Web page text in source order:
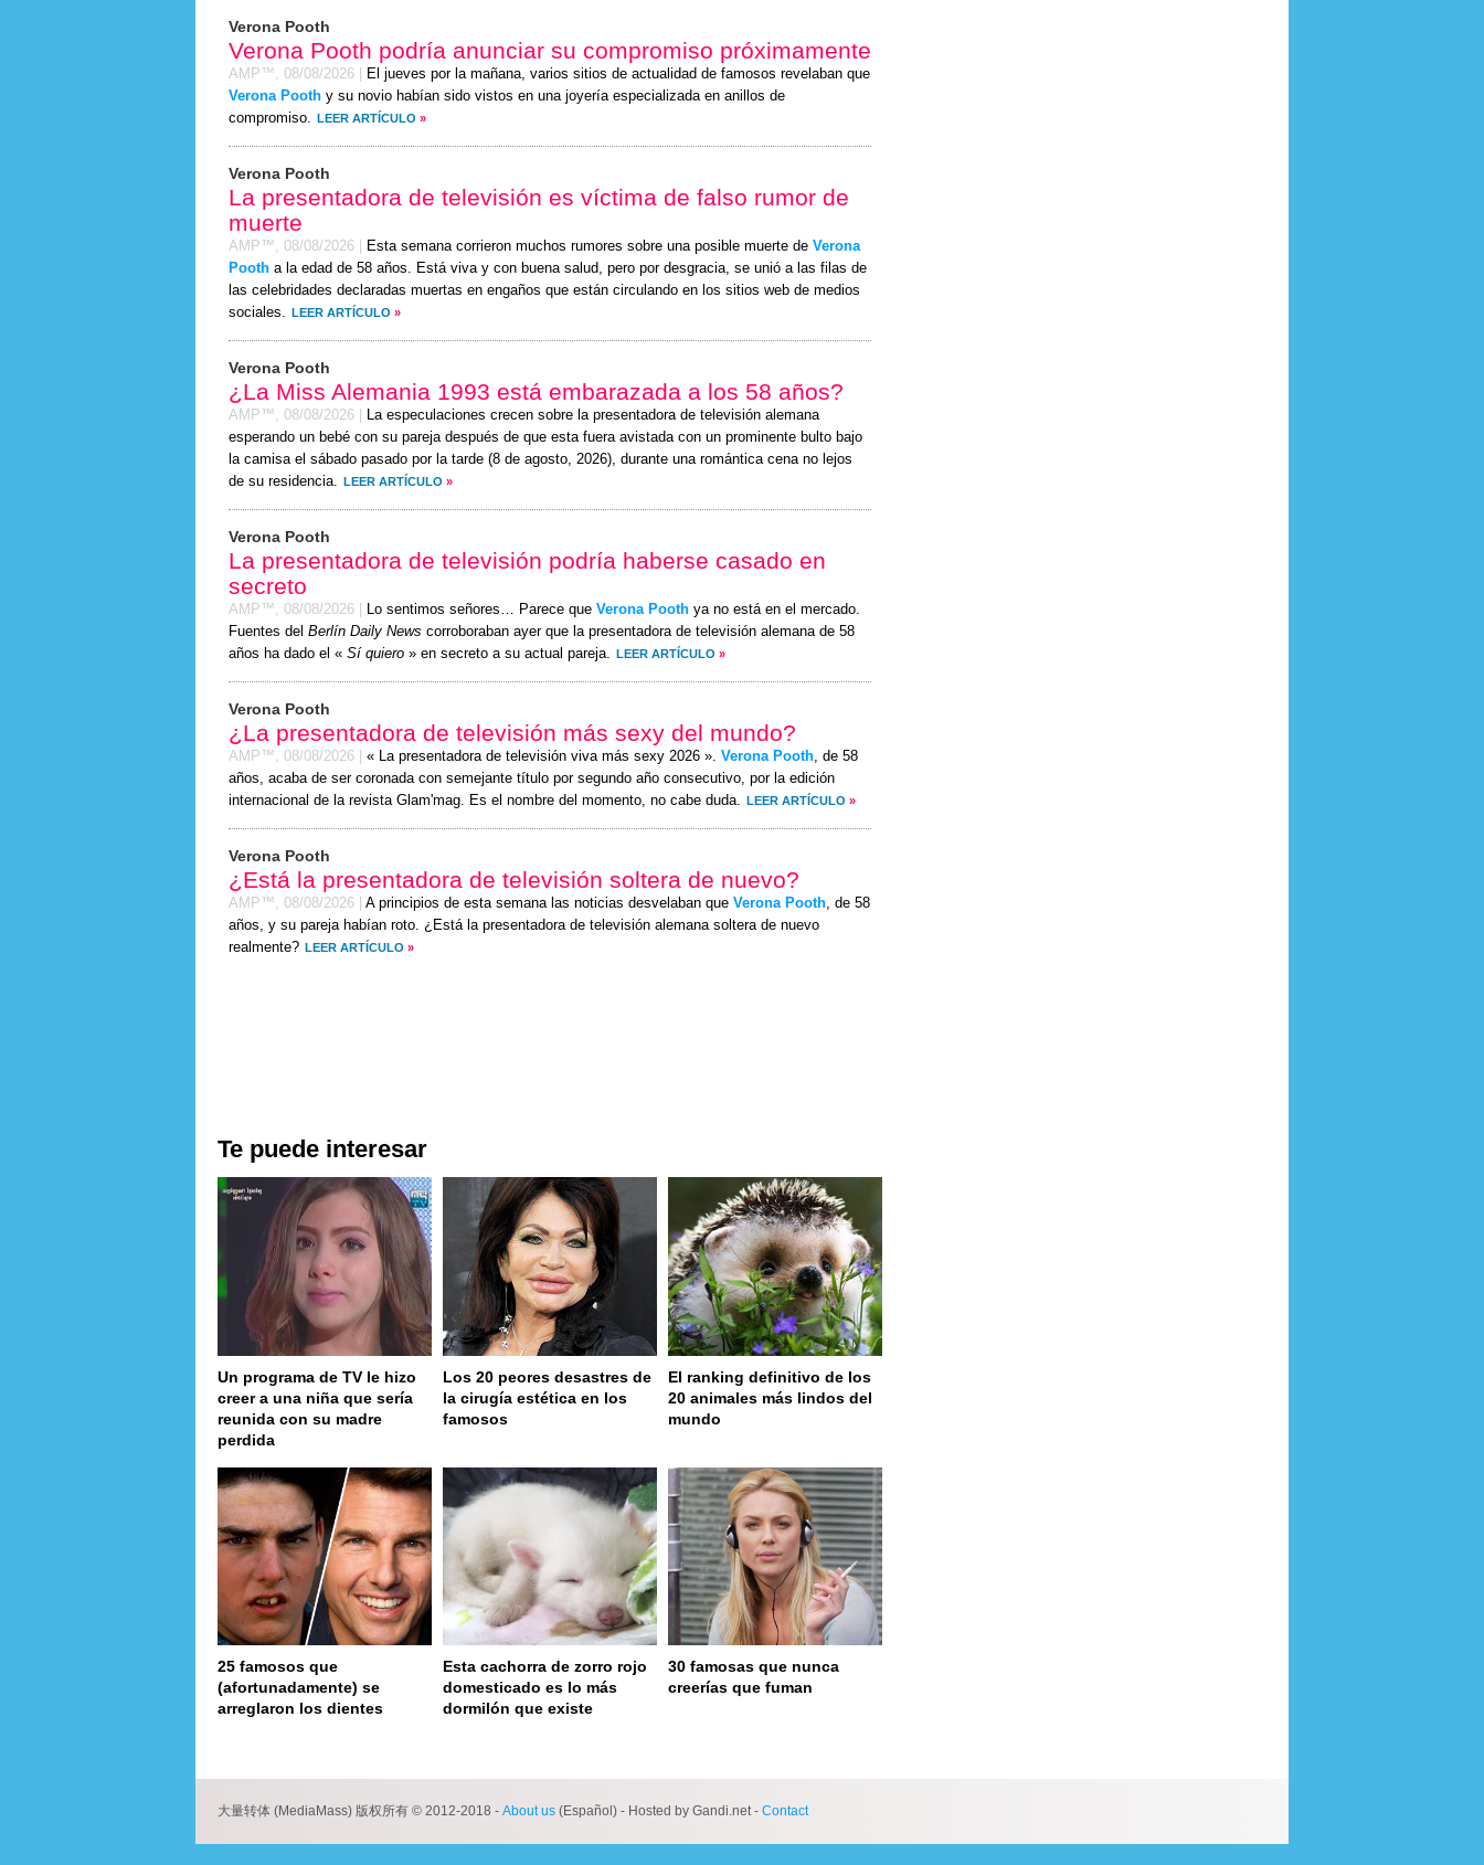
Verona Pooth
Verona Pooth podría anunciar su compromiso próximamente
AMP™, 08/08/2026
El jueves por la mañana, varios sitios de actualidad de famosos revelaban que
Verona Pooth y su novio habían sido vistos en una joyería especializada en anillos de
compromiso. LEER ARTÍCULO »
Verona Pooth
La presentadora de televisión es víctima de falso rumor de
muerte
AMP™, 08/08/2026 Esta semana corrieron muchos rumores sobre una posible muerte de Verona
Pooth a la edad de 58 años. Está viva y con buena salud, pero por desgracia, se unió a las filas de
las celebridades declaradas muertas en engaños que están circulando en los sitios web de medios
sociales. LEER ARTÍCULO »
Verona Pooth
¿La Miss Alemania 1993 está embarazada a los 58 años?
AMP™, 08/08/2026
La especulaciones crecen sobre la presentadora de televisión alemana
esperando un bebé con su pareja después de que esta fuera avistada con un prominente bulto bajo
la camisa el sábado pasado por la tarde (8 de agosto, 2026), durante una romántica cena no lejos
de su residencia. LEER ARTÍCULO »
Verona Pooth
La presentadora de televisión podría haberse casado en
secreto
AMP™, 08/08/2026 Lo sentimos señores… Parece que Verona Pooth ya no está en el mercado.
Fuentes del Berlín Daily News corroboraban ayer que la presentadora de televisión alemana de 58
años ha dado el « Sí quiero » en secreto a su actual pareja. LEER ARTÍCULO »
Verona Pooth
¿La presentadora de televisión más sexy del mundo?
AMP™, 08/08/2026 « La presentadora de televisión viva más sexy 2026 ». Verona Pooth, de 58
años, acaba de ser coronada con semejante título por segundo año consecutivo, por la edición
internacional de la revista Glam'mag. Es el nombre del momento, no cabe duda. LEER ARTÍCULO »
Verona Pooth
¿Está la presentadora de televisión soltera de nuevo?
AMP™, 08/08/2026 A principios de esta semana las noticias desvelaban que Verona Pooth, de 58
años, y su pareja habían roto. ¿Está la presentadora de televisión alemana soltera de nuevo
realmente? LEER ARTÍCULO »
Te puede interesar
Un programa de TV le hizo
creer a una niña que sería
reunida con su madre
perdida
Los 20 peores desastres de
la cirugía estética en los
famosos
El ranking definitivo de los
20 animales más lindos del
mundo
25 famosos que
(afortunadamente) se
arreglaron los dientes
Esta cachorra de zorro rojo
domesticado es lo más
dormilón que existe
30 famosas que nunca
creerías que fuman
大量转体 (MediaMass) 版权所有 © 2012-2018 - About us (Español) - Hosted by Gandi.net - Contact